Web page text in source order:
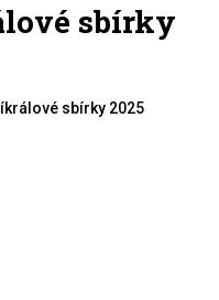
sbírky
sbírky 2025